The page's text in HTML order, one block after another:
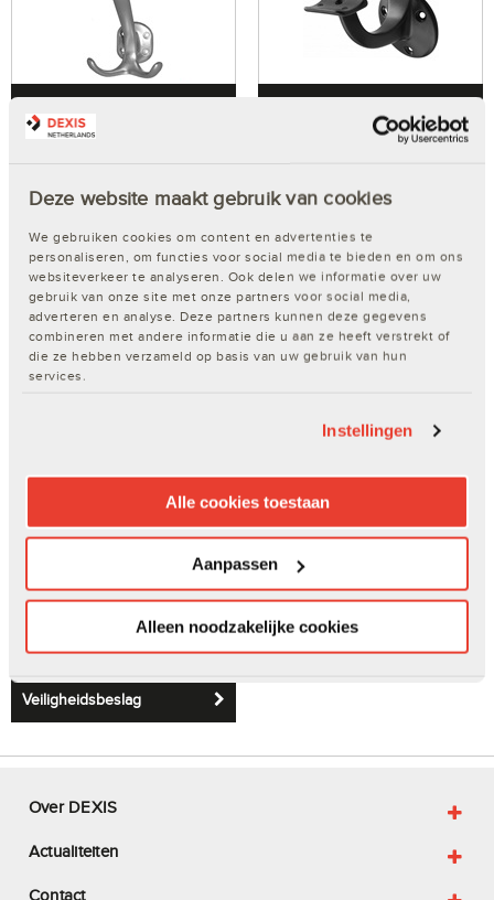
Deze website maakt gebruik van cookies
We gebruiken cookies om content en advertenties te
personaliseren, om functies voor social media te bieden en om ons
websiteverkeer te analyseren. Ook delen we informatie over uw
gebruik van onze site met onze partners voor social media,
adverteren en analyse. Deze partners kunnen deze gegevens
combineren met andere informatie die u aan ze heeft verstrekt of
die ze hebben verzameld op basis van uw gebruik van hun
services.
Instellingen
Alle cookies toestaan
Aanpassen
Alleen noodzakelijke cookies
Luikbeslag Postkasten
Schuifdeurbeslag
Veiligheidsbeslag
Over DEXIS
Actualiteiten
Contact